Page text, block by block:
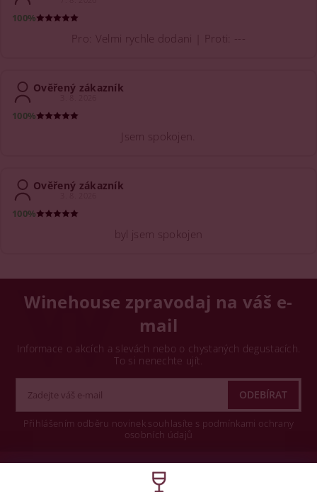
100%
Pro: Velmi rychle dodani | Proti: ---
Ověřený zákazník
100%
Jsem spokojen.
Ověřený zákazník
100%
byl jsem spokojen
Winehouse zpravodaj na váš e-
mail
Informace o akcích a slevách nebo o chystaných degustacích.
To si nenechte ujít.
Přihlášením odběru novinek souhlasíte s podmínkami ochrany
osobních údajů